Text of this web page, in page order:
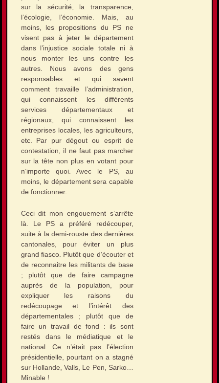
sur la sécurité, la transparence,
l’écologie, l’économie. Mais, au
moins, les propositions du PS ne
visent pas à jeter le département
dans l’injustice sociale totale ni à
nous monter les uns contre les
autres. Nous avons des gens
responsables et qui savent
comment travaille l’administration,
qui connaissent les différents
services départementaux et
régionaux, qui connaissent les
entreprises locales, les agriculteurs,
etc. Par pur dégout ou esprit de
contestation, il ne faut pas marcher
sur la tête non plus en votant pour
n’importe quoi. Avec le PS, au
moins, le département sera capable
de fonctionner.
Ceci dit mon engouement s’arrête
là. Le PS a préféré redécouper,
suite à la demi-rouste des dernières
cantonales, pour éviter un plus
grand fiasco. Plutôt que d’écouter et
de reconnaitre les militants de base
; plutôt que de faire campagne
auprès de la population, pour
expliquer les raisons du
redécoupage et l’intérêt des
départementales ; plutôt que de
faire un travail de fond : ils sont
restés dans le médiatique et le
national. Ce n’était pas l’élection
présidentielle, pourtant on a stagné
sur Hollande, Valls, Le Pen, Sarko…
Minable !